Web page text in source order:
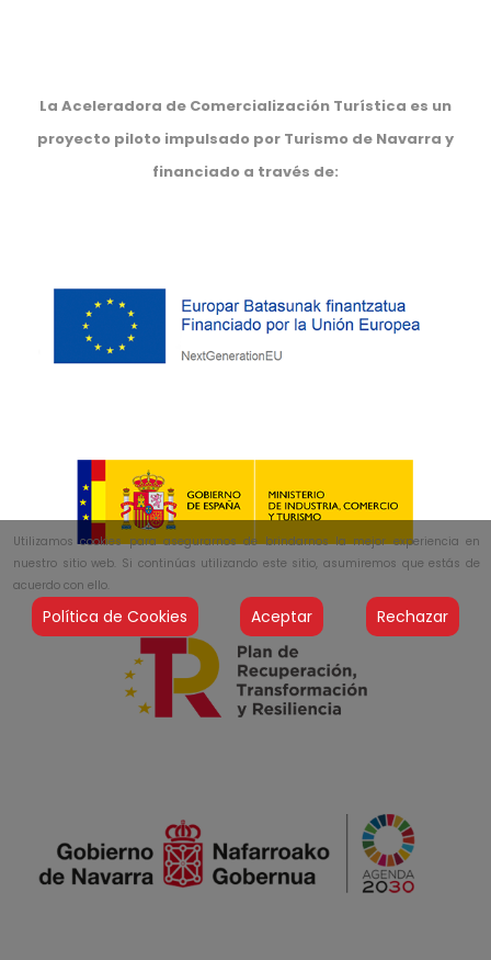
La Aceleradora de Comercialización Turística es un
proyecto piloto impulsado por Turismo de Navarra y
financiado a través de:
Utilizamos cookies para asegurarnos de brindarnos la mejor experiencia en
nuestro sitio web. Si continúas utilizando este sitio, asumiremos que estás de
acuerdo con ello.
Política de Cookies Aceptar Rechazar